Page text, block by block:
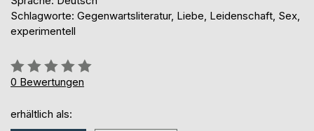
Schlagworte: Gegenwartsliteratur, Liebe, Leidenschaft, Sex,
experimentell
Bewertung::
0%
0 Bewertungen
erhältlich als: